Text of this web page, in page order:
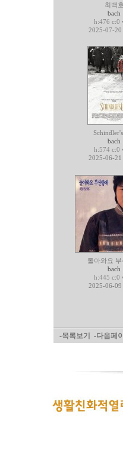
최백호
bach
h:476 c:0
2025-07-20
bach
h:574 c:0
2025-06-21
돌아와요 부
bach
h:445 c:0
2025-06-09
-목록보기 -다음페